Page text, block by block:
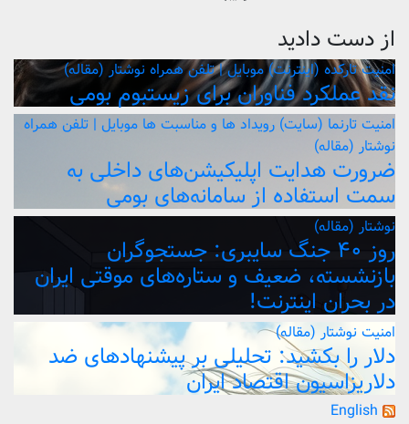
از دست دادید
امنیتتارکده (اینترنت)موبایل | تلفن همراه نوشتار (مقاله)
نقد عملکرد فناوران برای زیستبوم بومی
امنیتتارنما (سایت) رویداد ها و مناسبت ها موبایل | تلفن همراه
نوشتار (مقاله)
ضرورت هدایت اپلیکیشن‌های داخلی به
سمت استفاده از سامانه‌های بومی
نوشتار (مقاله)
روز ۴۰ جنگ سایبری: جستجوگران
بازنشسته، ضعیف و ستاره‌های موقتی ایران
در بحران اینترنت!
امنیت نوشتار (مقاله)
دلار را بکشید: تحلیلی بر پیشنهادهای ضد
دلاریزاسیون اقتصاد ایران
English